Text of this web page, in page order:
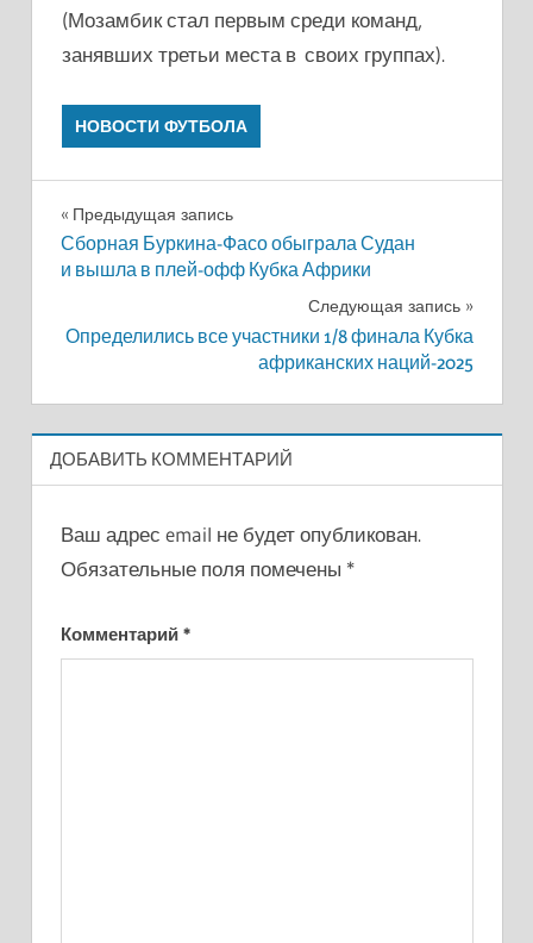
(Мозамбик стал первым среди команд,
занявших третьи места в своих группах).
НОВОСТИ ФУТБОЛА
Навигация
по
Предыдущая запись
Сборная Буркина-Фасо обыграла Судан
и вышла в плей-офф Кубка Африки
Следующая запись
Определились все участники 1/8 финала Кубка
африканских наций-2025
ДОБАВИТЬ КОММЕНТАРИЙ
Ваш адрес email не будет опубликован.
Обязательные поля помечены *
Комментарий *